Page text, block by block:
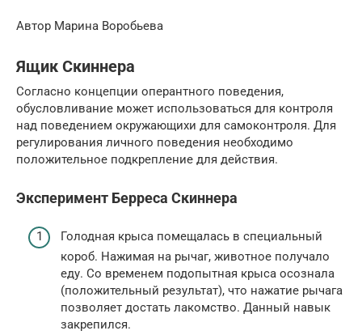
Автор Марина Воробьева
Ящик Скиннера
Согласно концепции оперантного поведения,
обусловливание может использоваться для контроля
над поведением окружающихи для самоконтроля. Для
регулирования личного поведения необходимо
положительное подкрепление для действия.
Эксперимент Берреса Скиннера
Голодная крыса помещалась в специальный
короб. Нажимая на рычаг, животное получало
еду. Со временем подопытная крыса осознала
(положительный результат), что нажатие рычага
позволяет достать лакомство. Данный навык
закрепился.